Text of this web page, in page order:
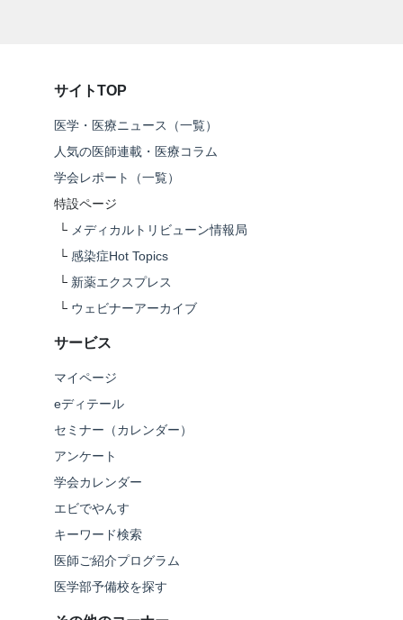
サイトTOP
医学・医療ニュース（一覧）
人気の医師連載・医療コラム
学会レポート（一覧）
特設ページ
└ メディカルトリビューン情報局
└ 感染症Hot Topics
└ 新薬エクスプレス
└ ウェビナーアーカイブ
サービス
マイページ
eディテール
セミナー（カレンダー）
アンケート
学会カレンダー
エビでやんす
キーワード検索
医師ご紹介プログラム
医学部予備校を探す